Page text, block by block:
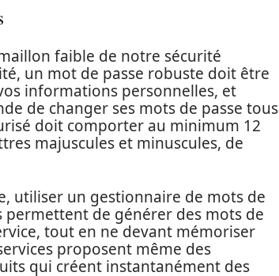
faible de notre sécurité
un mot de passe robuste doit être
informations personnelles, et
de changer ses mots de passe tous
doit comporter au minimum 12
majuscules et minuscules, de
utiliser un gestionnaire de mots de
permettent de générer des mots de
tout en ne devant mémoriser
proposent même des
qui créent instantanément des